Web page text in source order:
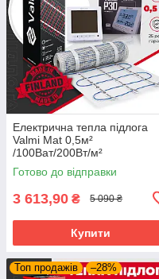
Електрична тепла підлога
Valmi Mat 0,5м²
/100Ват/200Вт/м²
нагрівальний мат
терморегулятором Valmi P30
Готово до відправки
3 613,90 ₴ 5 090 ₴
Купити
Топ продажів –28%